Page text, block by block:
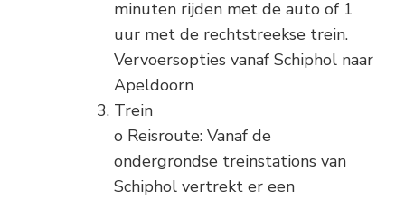
minuten rijden met de auto of 1
uur met de rechtstreekse trein.
Vervoersopties vanaf Schiphol naar
Apeldoorn
Trein
o Reisroute: Vanaf de
ondergrondse treinstations van
Schiphol vertrekt er een